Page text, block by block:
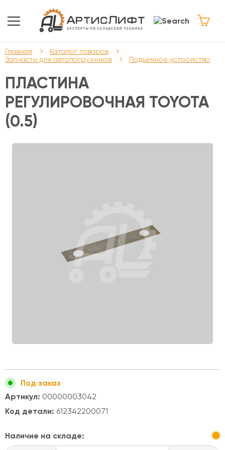
Главная
Каталог товаров
Запчасти для автопогрузчиков
Подъемное устройство
ПЛАСТИНА
РЕГУЛИРОВОЧНАЯ TOYOTA
(0.5)
Под заказ
Артикул: 00000003042
Код детали: 612342200071
Наличие на складе: